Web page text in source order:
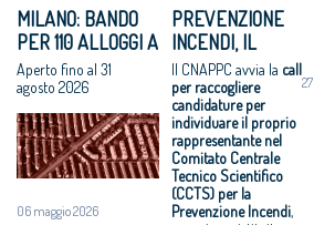
luglio 2018
VIII Congresso
Venerdì 6
VIII Congresso
CNAPPC 2018.
Gercoledì 5
VIII Congresso
politiche
integrate per le
compenso,
parametri
vincolanti
Servizi senza
compenso, il
comune di
Festa
dell’Architetto
2017 - Una
legge per
l’architettura
Rappresentanz
a, avanti in
ordine sparso
Professionisti,
nei contratti
MILANO: BANDO
PER 110 ALLOGGI A
NIGUARDA E
GIAMBELLINO
Aperto fino al 31
agosto 2026
06 maggio 2026
PREVENZIONE
INCENDI, IL
CNAPPC CERCA
UN ESPERTO PER
IL COMITATO
CENTRALE
TECNICO
SCIENTIFICO
Il CNAPPC avvia la call
per raccogliere
candidature per
individuare il proprio
rappresentante nel
Comitato Centrale
Tecnico Scientifico
(CCTS) per la
Prevenzione Incendi,
27